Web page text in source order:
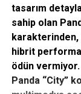
tasarım
sahip olan
karakterinden,
hibrit
ödün vermiyor.
Panda “City”